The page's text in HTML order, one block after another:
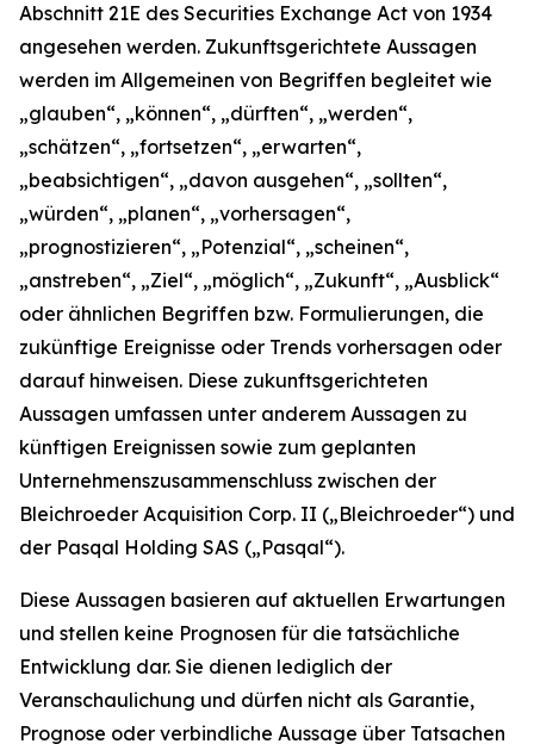
Abschnitt 21E des Securities Exchange Act von 1934
angesehen werden. Zukunftsgerichtete Aussagen
werden im Allgemeinen von Begriffen begleitet wie
„glauben“, „können“, „dürften“, „werden“,
„schätzen“, „fortsetzen“, „erwarten“,
„beabsichtigen“, „davon ausgehen“, „sollten“,
„würden“, „planen“, „vorhersagen“,
„prognostizieren“, „Potenzial“, „scheinen“,
„anstreben“, „Ziel“, „möglich“, „Zukunft“, „Ausblick“
oder ähnlichen Begriffen bzw. Formulierungen, die
zukünftige Ereignisse oder Trends vorhersagen oder
darauf hinweisen. Diese zukunftsgerichteten
Aussagen umfassen unter anderem Aussagen zu
künftigen Ereignissen sowie zum geplanten
Unternehmenszusammenschluss zwischen der
Bleichroeder Acquisition Corp. II („Bleichroeder“) und
der Pasqal Holding SAS („Pasqal“).
Diese Aussagen basieren auf aktuellen Erwartungen
und stellen keine Prognosen für die tatsächliche
Entwicklung dar. Sie dienen lediglich der
Veranschaulichung und dürfen nicht als Garantie,
Prognose oder verbindliche Aussage über Tatsachen